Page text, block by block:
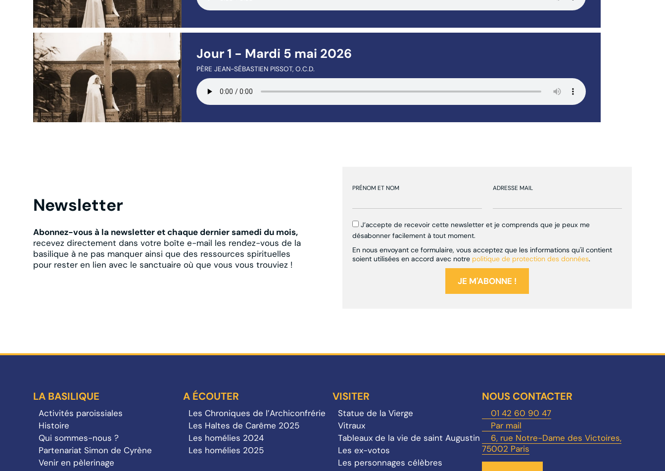
Jour 1 - Mardi 5 mai 2026
PÈRE JEAN-SÉBASTIEN PISSOT, O.C.D.
Newsletter
Abonnez-vous à la newsletter et chaque dernier samedi du mois,
recevez directement dans votre boîte e-mail les rendez-vous de la
basilique à ne pas manquer ainsi que des ressources spirituelles
pour rester en lien avec le sanctuaire où que vous vous trouviez !
PRÉNOM ET NOM ADRESSE MAIL
J’accepte de recevoir cette newsletter et je comprends que je peux me
désabonner facilement à tout moment.
En nous envoyant ce formulaire, vous acceptez que les informations qu'il contient
soient utilisées en accord avec notre politique de protection des données.
LA BASILIQUE
Activités paroissiales
Histoire
Qui sommes-nous ?
Partenariat Simon de Cyrène
Venir en pèlerinage
A ÉCOUTER
Les Chroniques de l’Archiconfrérie
Les Haltes de Carême 2025
Les homélies 2024
Les homélies 2025
VISITER
Statue de la Vierge
Vitraux
Tableaux de la vie de saint Augustin
Les ex-votos
Les personnages célèbres
NOUS CONTACTER
01 42 60 90 47
Par mail
6, rue Notre-Dame des Victoires,
75002 Paris